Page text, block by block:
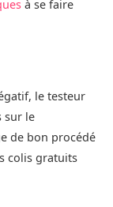
à se faire
le testeur
sur le
de bon procédé
colis gratuits